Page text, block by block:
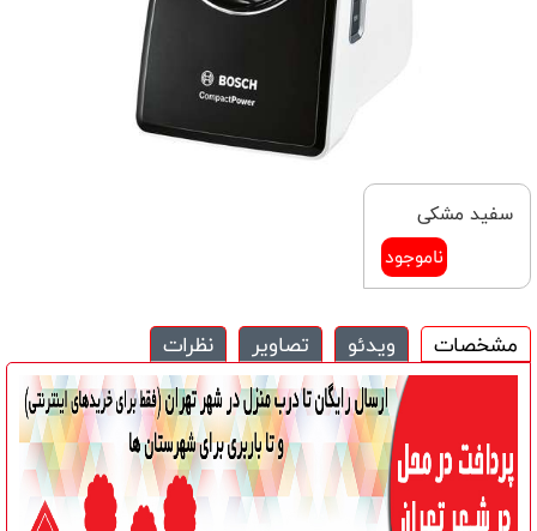
سفید مشکی
ناموجود
مشخصات ویدئو تصاویر نظرات